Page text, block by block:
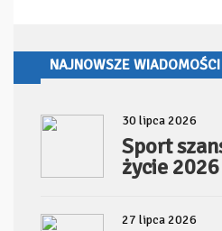
NAJNOWSZE WIADOMOŚCI
30 lipca 2026
Sport
życie 2026
27 lipca 2026